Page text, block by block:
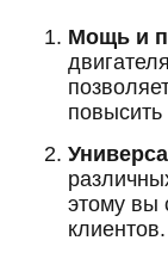
Мощь и
этому вы
клиентов.